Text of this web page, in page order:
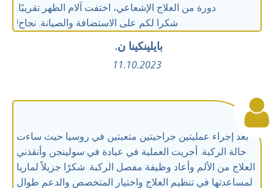
دورة من العلاج الإشعاعي، اختفت آلام الظهر تقريبًا.
شكرا لكم على الاستضافة والصيانة. نجاح!
بايلينكينا ن.
11.10.2023
بعد إجراء عمليتين جراحيتين متعبتين في روسيا حيث ساءت
حالة الركبة. أجريت العملية في عيادة في سولينجن وأنقذني
العلاج من الألم وأعاد وظيفة مفصل الركبة. شكرًا جزيلاً لماريا
لمساعدتها في تنظيم العلاج واختيار المتخصص والدعم طوال